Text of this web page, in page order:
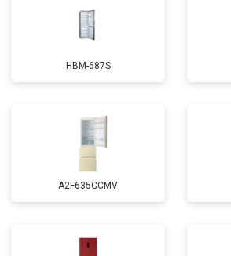
HBM-687S
A2F635CCMV